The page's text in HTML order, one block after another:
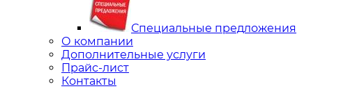
Специальные предложения
О компании
Дополнительные услуги
Прайс-лист
Контакты